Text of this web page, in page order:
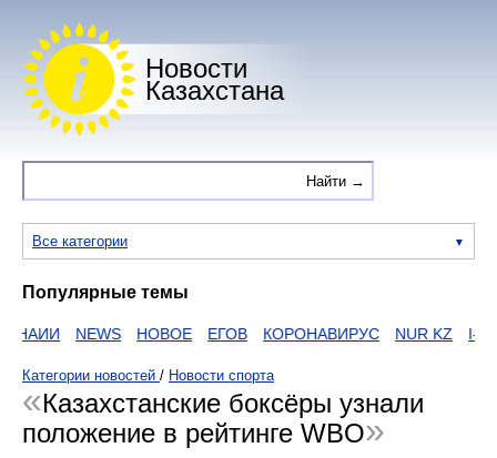
Новости
Казахстана
Все категории
Популярные темы
НАИИ NEWS НОВОЕ ЕГОВ КОРОНАВИРУС NUR KZ I-
Категории новостей / Новости спорта
Казахстанские боксёры узнали
положение в рейтинге WBO